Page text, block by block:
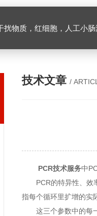
扰物质，红细胞，人工小
技术文章 /
PCR技术服务中
PCR的特异性、效率
指每个循环里扩增的实
这三个参数中的每一